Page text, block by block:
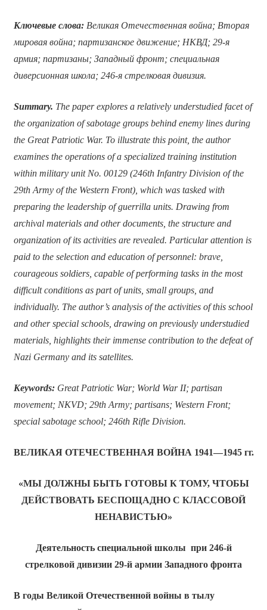
Ключевые слова: Великая Отечественная война; Вторая
мировая война; партизанское движение; НКВД; 29-я
армия; партизаны; Западный фронт; специальная
диверсионная школа; 246-я стрелковая дивизия.
Summary. The paper explores a relatively understudied facet of
the organization of sabotage groups behind enemy lines during
the Great Patriotic War. To illustrate this point, the author
examines the operations of a specialized training institution
within military unit No. 00129 (246th Infantry Division of the
29th Army of the Western Front), which was tasked with
preparing the leadership of guerrilla units. Drawing from
archival materials and other documents, the structure and
organization of its activities are revealed. Particular attention is
paid to the selection and education of personnel: brave,
courageous soldiers, capable of performing tasks in the most
difficult conditions as part of units, small groups, and
individually. The author’s analysis of the activities of this school
and other special schools, drawing on previously understudied
materials, highlights their immense contribution to the defeat of
Nazi Germany and its satellites.
Keywords:Great Patriotic War; World War II; partisan
movement; NKVD; 29th Army; partisans; Western Front;
special sabotage school; 246th Rifle Division.
ВЕЛИКАЯ ОТЕЧЕСТВЕННАЯ ВОЙНА 1941—1945 гг.
«МЫ ДОЛЖНЫ БЫТЬ ГОТОВЫ К ТОМУ, ЧТОБЫ
ДЕЙСТВОВАТЬ БЕСПОЩАДНО С КЛАССОВОЙ
НЕНАВИСТЬЮ»
Деятельность специальной школы при 246-й
стрелковой дивизии 29-й армии Западного фронта
В годы Великой Отечественной войны в тылу